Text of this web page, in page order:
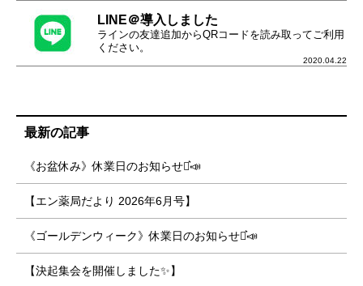
2020.04.22
LINE＠導入しました
ラインの友達追加からQRコードを読み取ってご利用
ください。
最新の記事
《お盆休み》休業日のお知らせ⋆͛📣
【エン薬局だより 2026年6月号】
《ゴールデンウィーク》休業日のお知らせ⋆͛📣
【決起集会を開催しました✨】